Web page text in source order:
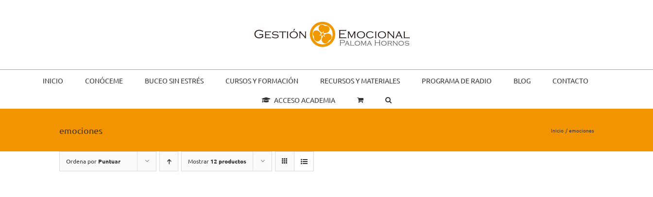
INICIO CONÓCEME BUCEO SIN ESTRÉS CURSOS Y FORMACIÓN RECURSOS Y MATERIALES PROGRAMA DE RADIO BLOG CONTACTO
ACCESO ACADEMIA
emociones Inicio emociones
Ordena por Puntuar Mostrar 12 productos